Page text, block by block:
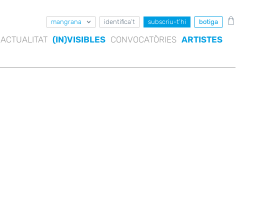
mangrana identifica’t subscriu-t’hi botiga
ACTUALITAT (IN)VISIBLES CONVOCATÒRIES ARTISTES